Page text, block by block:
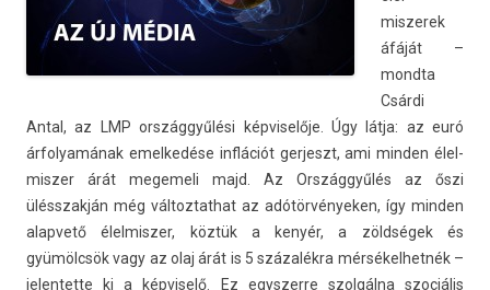
miszerek
áfáját –
mondta
Csárdi
Antal, az LMP országgyűlési kép­viselője. Úgy látja: az euró
árfolyamának em­el­kedése inflációt ger­jeszt, ami mind­en élel­
misz­er árát megemeli majd. Az Országgyűlés az őszi
ülésszak­ján még vál­toztat­hat az adótör­vények­en, így mind­en
al­ap­vető élel­misz­er, köztük a kenyér, a zöldségek és
gyümölcsök vagy az olaj árát is 5 százalékra mér­sékel­hetnék –
jelen­tette ki a kép­viselő. Ez egys­zerre szolgálna szociális